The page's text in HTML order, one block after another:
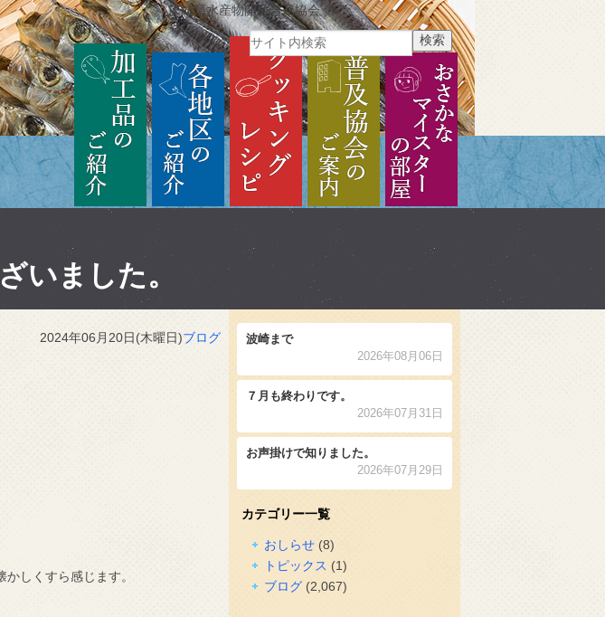
茨城県水産物開発普及協会
おさかなマイスターの部
普及協会のご案内
クッキングレシピ
各地区のご紹介
加工品のご紹介
いました。
2024年06月20日(木曜日)ブログ
しくすら感じます。
波崎まで
2026年08月06日
７月も終わりです。
2026年07月31日
お声掛けで知りました。
2026年07月29日
カテゴリー一覧
おしらせ(8)
トピックス (1)
ブログ(2,067)